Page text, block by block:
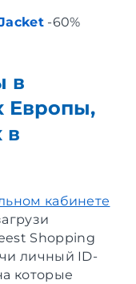
-60%
в
Европы,
в
кабинете
Shopping
личный ID-
которые